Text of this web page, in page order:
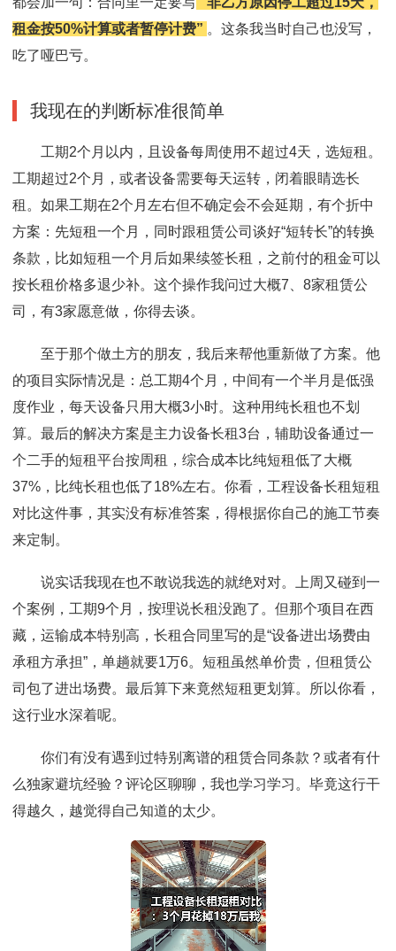
租金按50%计算或者暂停计费” 。这条我当时自己也没写，
吃了哑巴亏。
我现在的判断标准很简单
工期2个月以内，且设备每周使用不超过4天，选短租。
工期超过2个月，或者设备需要每天运转，闭着眼睛选长
租。如果工期在2个月左右但不确定会不会延期，有个折中
方案：先短租一个月，同时跟租赁公司谈好“短转长”的转换
条款，比如短租一个月后如果续签长租，之前付的租金可以
按长租价格多退少补。这个操作我问过大概7、8家租赁公
司，有3家愿意做，你得去谈。
至于那个做土方的朋友，我后来帮他重新做了方案。他
的项目实际情况是：总工期4个月，中间有一个半月是低强
度作业，每天设备只用大概3小时。这种用纯长租也不划
算。最后的解决方案是主力设备长租3台，辅助设备通过一
个二手的短租平台按周租，综合成本比纯短租低了大概
37%，比纯长租也低了18%左右。你看，工程设备长租短租
对比这件事，其实没有标准答案，得根据你自己的施工节奏
来定制。
说实话我现在也不敢说我选的就绝对对。上周又碰到一
个案例，工期9个月，按理说长租没跑了。但那个项目在西
藏，运输成本特别高，长租合同里写的是“设备进出场费由
承租方承担”，单趟就要1万6。短租虽然单价贵，但租赁公
司包了进出场费。最后算下来竟然短租更划算。所以你看，
这行业水深着呢。
你们有没有遇到过特别离谱的租赁合同条款？或者有什
么独家避坑经验？评论区聊聊，我也学习学习。毕竟这行干
得越久，越觉得自己知道的太少。